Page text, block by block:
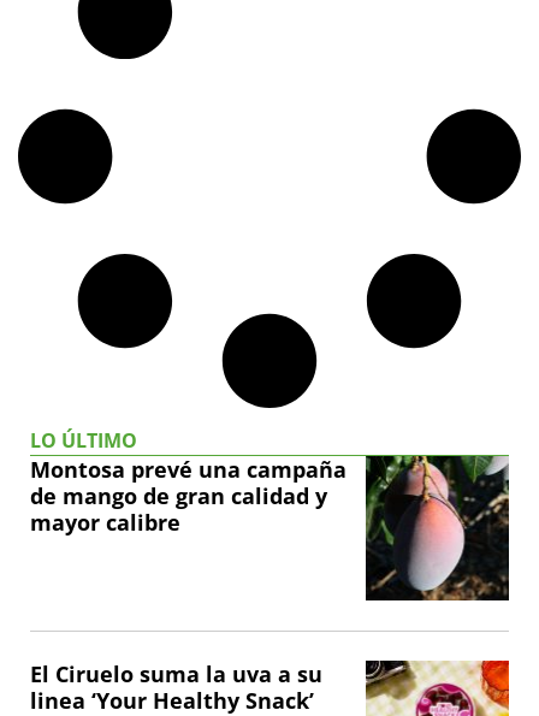
LO ÚLTIMO
Montosa prevé una campaña
de mango de gran calidad y
mayor calibre
El Ciruelo suma la uva a su
linea ‘Your Healthy Snack’